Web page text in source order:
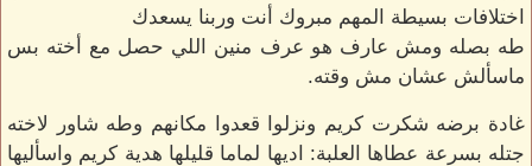
اختلافات بسيطة المهم مبروك أنت وربنا يسعدك
طه بصله ومش عارف هو عرف منين اللي حصل مع أخته بس
ماسألش عشان مش وقته.
غادة برضه شكرت كريم ونزلوا قعدوا مكانهم وطه شاور لاخته
جتله بسرعة عطاها العلبة: اديها لماما قليلها هدية كريم واسأليها